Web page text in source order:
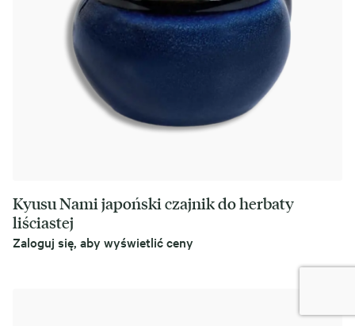
Kyusu Nami japoński czajnik do herbaty
liściastej
Zaloguj się, aby wyświetlić ceny